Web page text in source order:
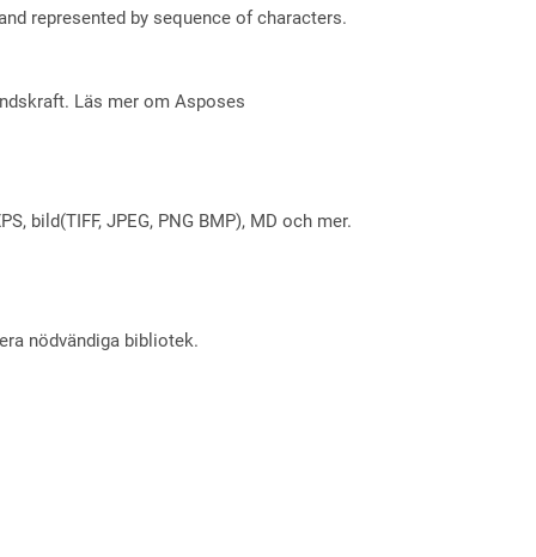
represented by sequence of characters.
Läs mer om Asposes
bild(TIFF, JPEG, PNG BMP), MD och mer.
nödvändiga bibliotek.